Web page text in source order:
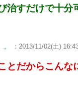
治すだけで十分
。 ：2013/11/02(土)
とだからこんな